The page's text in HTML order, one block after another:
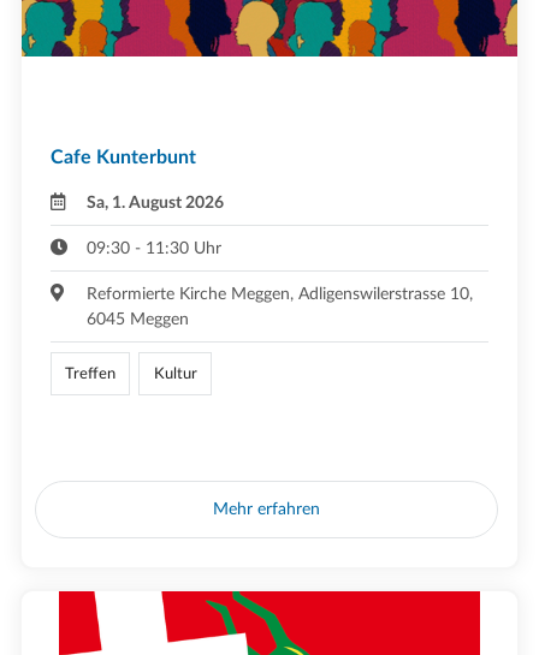
Cafe Kunterbunt
Sa, 1. August 2026
09:30 - 11:30 Uhr
Reformierte Kirche Meggen, Adligenswilerstrasse 10,
6045 Meggen
Treffen Kultur
Mehr erfahren